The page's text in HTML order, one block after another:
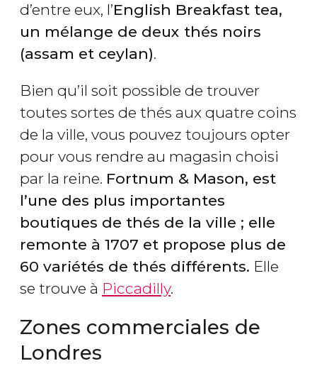
d’entre eux, l’English Breakfast tea,
un mélange de deux thés noirs
(assam et ceylan).
Bien qu’il soit possible de trouver
toutes sortes de thés aux quatre coins
de la ville, vous pouvez toujours opter
pour vous rendre au magasin choisi
par la reine. Fortnum & Mason, est
l’une des plus importantes
boutiques de thés de la ville ; elle
remonte à 1707 et propose plus de
60 variétés de thés différents. Elle
se trouve à Piccadilly.
Zones commerciales de
Londres